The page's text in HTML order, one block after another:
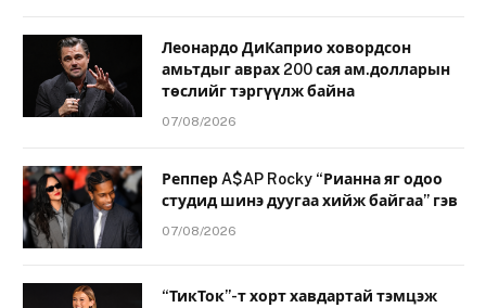
Леонардо ДиКаприо ховордсон
амьтдыг аврах 200 сая ам.долларын
төслийг тэргүүлж байна
07/08/2026
Реппер A$AP Rocky “Рианна яг одоо
студид шинэ дуугаа хийж байгаа” гэв
07/08/2026
“ТикТок”-т хорт хавдартай тэмцэж